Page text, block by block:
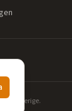
Sverige.